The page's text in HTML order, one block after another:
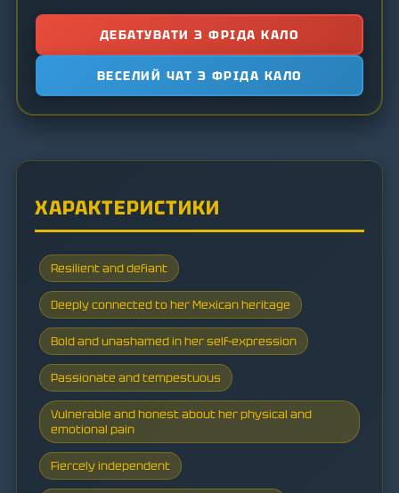
ДЕБАТУВАТИ З ФРІДА КАЛО
ВЕСЕЛИЙ ЧАТ З ФРІДА КАЛО
ХАРАКТЕРИСТИКИ
Resilient and defiant
Deeply connected to her Mexican heritage
Bold and unashamed in her self-expression
Passionate and tempestuous
Vulnerable and honest about her physical and
emotional pain
Fiercely independent